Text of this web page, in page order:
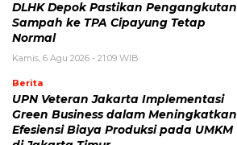
DLHK Depok Pastikan Pengangkutan
Sampah ke TPA Cipayung Tetap
Normal
Kamis, 6 Agu 2026 - 21:09 WIB
Berita
UPN Veteran Jakarta Implementasi
Green Business dalam Meningkatkan
Efesiensi Biaya Produksi pada UMKM